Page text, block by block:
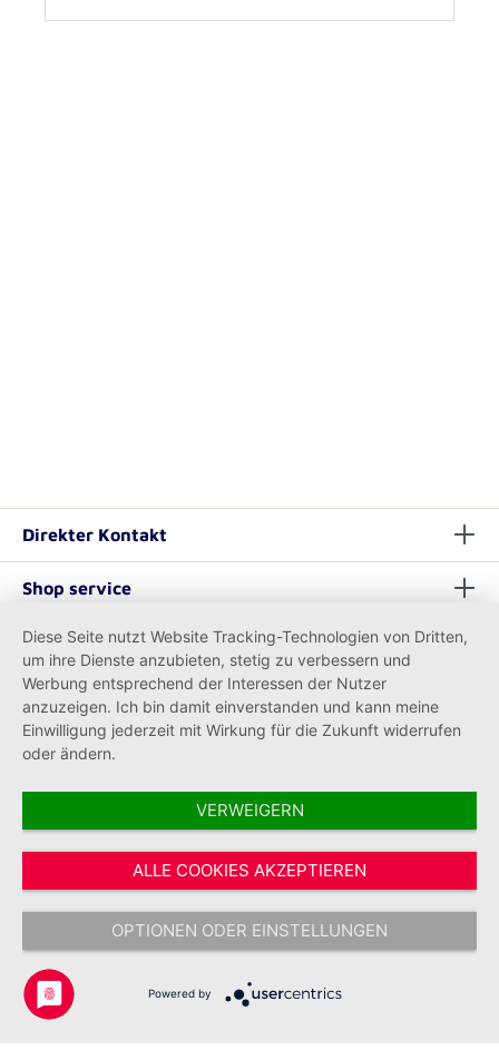
Direkter Kontakt
Shop service
Informationen
Vertrag widerrufen
* Alle Preise inkl. gesetzl. Mehrwertsteuer zzgl.Versandkostenund ggf.
Nachnahmegebühren, wenn nicht anders angegeben.
Copyright © 2026 Johanniter-Unfall-Hilfe e.V. - Alle Rechte
vorbehalten.
Diese Seite nutzt Website Tracking-Technologien von Dritten,
um ihre Dienste anzubieten, stetig zu verbessern und
Werbung entsprechend der Interessen der Nutzer
anzuzeigen. Ich bin damit einverstanden und kann meine
Einwilligung jederzeit mit Wirkung für die Zukunft widerrufen
oder ändern.
VERWEIGERN
ALLE COOKIES AKZEPTIEREN
OPTIONEN ODER EINSTELLUNGEN
Powered by